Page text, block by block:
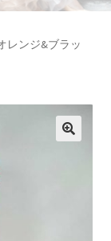
を
開
ニ
展
開
ブ
ュ
ー
を
レンジ&ブラッ